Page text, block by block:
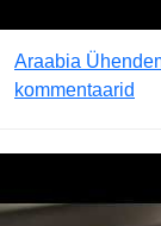
Araabia
kommentaarid